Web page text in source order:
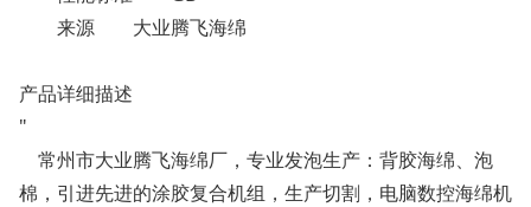
来源
大业腾飞海绵
产品详细描述
"
常州市大业腾飞海绵厂，专业发泡生产：背胶海绵、泡
棉，引进先进的涂胶复合机组，生产切割，电脑数控海绵机